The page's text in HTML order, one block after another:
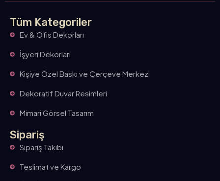
Tüm Kategoriler
Ev & Ofis Dekorları
İşyeri Dekorları
Kişiye Özel Baskı ve Çerçeve Merkezi
Dekoratif Duvar Resimleri
Mimari Görsel Tasarım
Sipariş
Sipariş Takibi
Teslimat ve Kargo